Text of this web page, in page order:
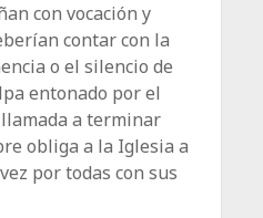
con vocación y
contar con la
o el silencio de
entonado por el
a terminar
obliga a la Iglesia a
por todas con sus